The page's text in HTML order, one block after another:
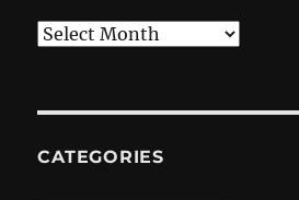
Archives
CATEGORIES